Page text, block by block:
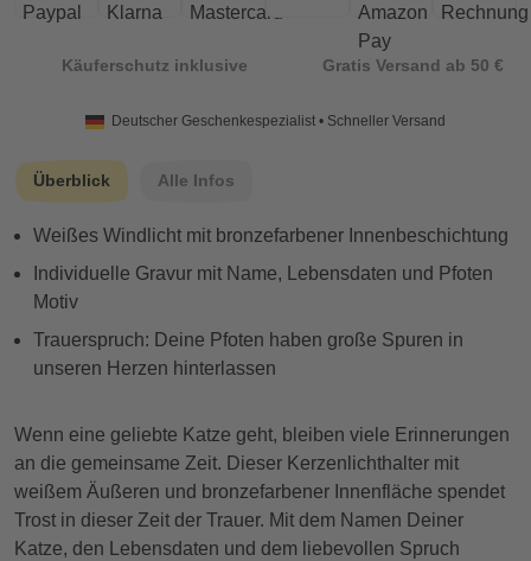
Käuferschutz inklusive Gratis Versand ab 50 €
Deutscher Geschenkespezialist • Schneller Versand
Überblick Alle Infos
Weißes Windlicht mit bronzefarbener Innenbeschichtung
Individuelle Gravur mit Name, Lebensdaten und Pfoten
Motiv
Trauerspruch: Deine Pfoten haben große Spuren in
unseren Herzen hinterlassen
Wenn eine geliebte Katze geht, bleiben viele Erinnerungen
an die gemeinsame Zeit. Dieser Kerzenlichthalter mit
weißem Äußeren und bronzefarbener Innenfläche spendet
Trost in dieser Zeit der Trauer. Mit dem Namen Deiner
Katze, den Lebensdaten und dem liebevollen Spruch